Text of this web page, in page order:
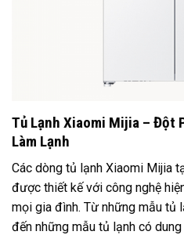
Tủ Lạnh Xiaomi Mijia – Đột
Làm Lạnh
Các dòng tủ lạnh Xiaomi Mijia
được thiết kế với công nghệ
mọi gia đình. Từ những mẫu tủ
đến những mẫu tủ lạnh có